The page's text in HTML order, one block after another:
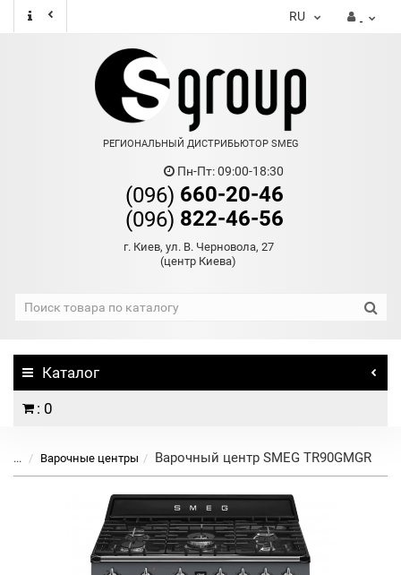
RU
РЕГИОНАЛЬНЫЙ ДИСТРИБЬЮТОР SMEG
Пн-Пт: 09:00-18:30
(096) 660-20-46
(096) 822-46-56
г. Киев, ул. В. Черновола, 27
(центр Киева)
Каталог
: 0
... Варочные центры Варочный центр SMEG TR90GMGR